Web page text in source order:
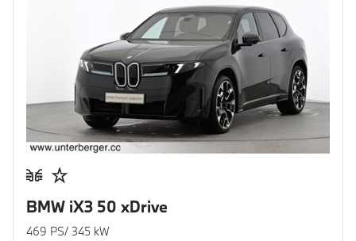
BMW iX3 50 xDrive
469 PS/ 345 kW